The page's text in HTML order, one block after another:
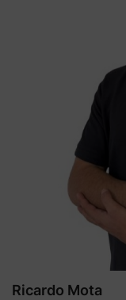
Ricardo Mota